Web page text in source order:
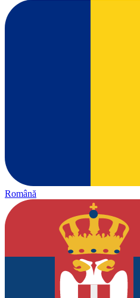
Română